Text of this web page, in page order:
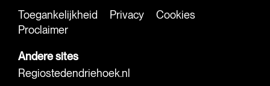
Toegankelijkheid Privacy
Cookies
Proclaimer
Andere sites
Regiostedendriehoek.nl